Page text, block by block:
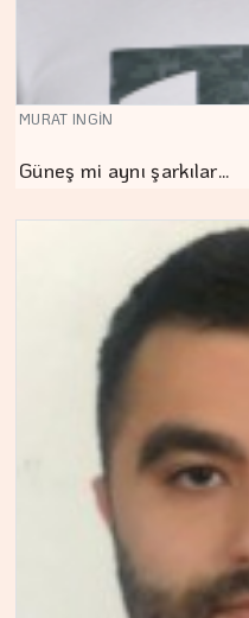
MURAT INGİN
Güneş mi aynı şarkılar…